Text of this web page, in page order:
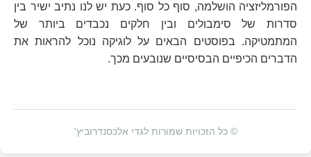
הפורמליזציה הושלמה, סוף כל סוף. כעת יש לנו נתיב ישיר בין
סדרות של סימבולים ובין חלקים נכבדים ביותר של
המתמטיקה. בפוסטים הבאים על לוגיקה נוכל להראות את
הדברים הכיפיים הבסיסיים שנובעים מכך.
© כל הזכויות שמורות לגדי אלכסנדרוביץ'